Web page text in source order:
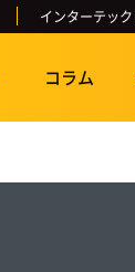
インターテッ
コラム